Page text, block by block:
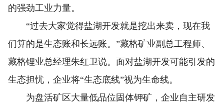
的强劲工业力量。
“过去大家觉得盐湖开发就是挖出来卖，现在我
们算的是生态账和长远账。”藏格矿业副总工程师、
藏格锂业总经理朱红卫说。面对盐湖开发可能引发的
生态担忧，企业将“生态底线”视为生命线。
为盘活矿区大量低品位固体钾矿，企业自主研发